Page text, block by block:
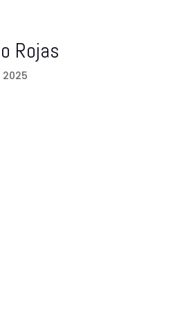
Rojas
2025